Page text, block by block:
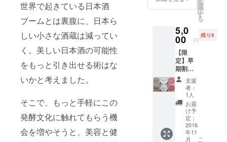
世界で起きている日本酒
ブームとは裏腹に、日本ら
しい小さな酒蔵は減ってい
く。美しい日本酒の可能性
をもっと引き出せる術はな
いかと考えました。
そこで、もっと手軽にこの
発酵文化に触れてもらう機
会を増やそうと、美容と健
米珈琲
を
選
択
す
る
5,0
00 円
残り9
【限
定】早
期割引
酒粕
ジェ
ラート
mui ６
個入り
食べ比
べセッ
ト プ
支援
者：
1人
お届
け予
定：
2016
年11
月
こ